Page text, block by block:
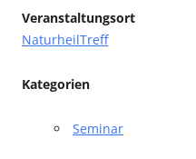
Veranstaltungsort
NaturheilTreff
Kategorien
Seminar